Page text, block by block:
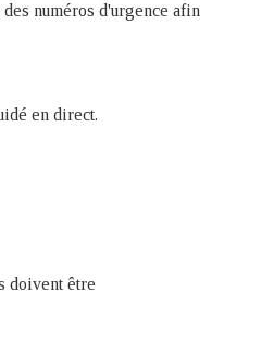
numéros d'urgence afin
en direct.
doivent être